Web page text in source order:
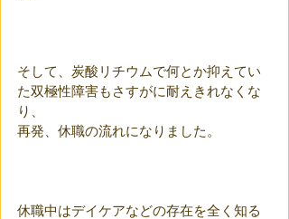
そして、炭酸リチウムで何とか抑えてい
た双極性障害もさすがに耐えきれなくな
り、
再発、休職の流れになりました。
休職中はデイケアなどの存在を全く知る